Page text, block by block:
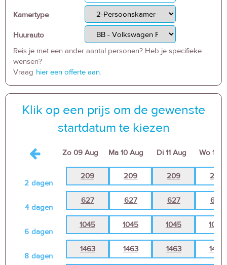
Kamertype
Huurauto
Reis je met een ander aantal personen? Heb je specifieke
wensen?
Vraag hier een offerte aan.
Klik op een prijs om de gewenste
startdatum te kiezen
Zo 09 Aug Ma 10 Aug Di 11 Aug Wo 12
2 dagen
209 209 209 209
4 dagen
627 627 627 627
6 dagen
1045 1045 1045 1045
8 dagen
1463 1463 1463 1463